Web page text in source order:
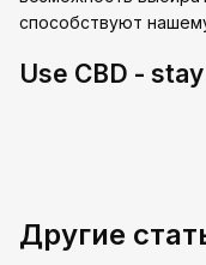
способствуют
Use CBD -
Другие